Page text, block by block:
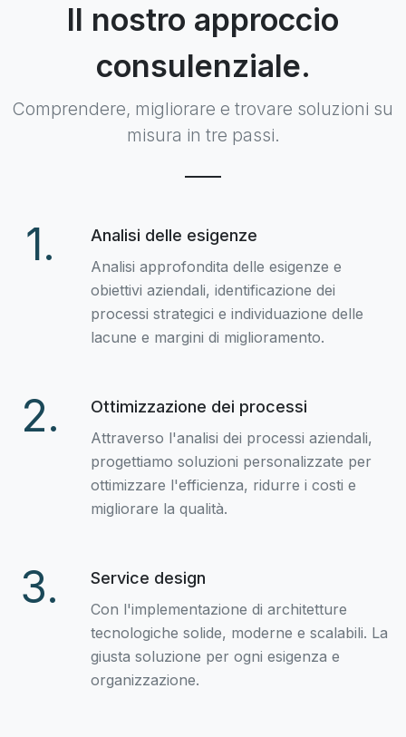
Il nostro approccio
consulenziale.
Comprendere, migliorare e trovare soluzioni su
misura in tre passi.
1. Analisi delle esigenze
Analisi approfondita delle esigenze e
obiettivi aziendali, identificazione dei
processi strategici e individuazione delle
lacune e margini di miglioramento.
2. Ottimizzazione dei processi
Attraverso l'analisi dei processi aziendali,
progettiamo soluzioni personalizzate per
ottimizzare l'efficienza, ridurre i costi e
migliorare la qualità.
3. Service design
Con l'implementazione di architetture
tecnologiche solide, moderne e scalabili. La
giusta soluzione per ogni esigenza e
organizzazione.